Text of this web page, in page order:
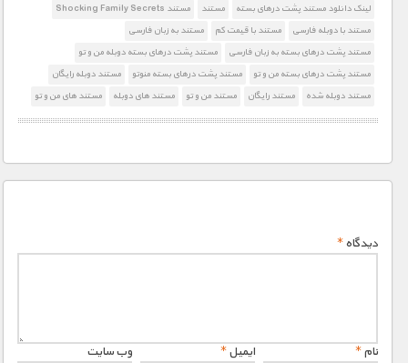
لینک دانلود مستند پشت درهای بسته
مستند
مستند Shocking Family Secrets
مستند با دوبله فارسی
مستند با قیمت کم
مستند به زبان فارسی
مستند پشت درهای بسته به زبان فارسی
مستند پشت درهای بسته دوبله من و تو
مستند پشت درهای بسته من و تو
مستند پشت درهای بسته منوتو
مستند دوبله رایگان
مستند دوبله شده
مستند رایگان مستند من و تو مستند های دوبله مستند های من و تو
دیدگاه*
نام* ایمیل* وب‌ سایت